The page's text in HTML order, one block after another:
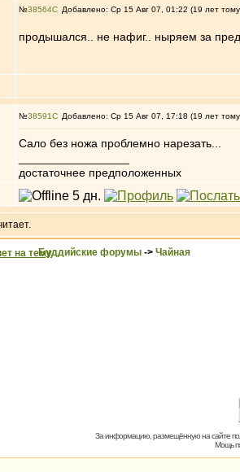
№38564 Добавлено: Ср 15 Авг 07, 01:22 (19 лет
продышался.. не нафиг.. ныряем за
№38591 Добавлено: Ср 15 Авг 07, 17:18 (19 лет
Сало без ножа проблемно нарезать...
достаточнее предположенных
Буддийские форумы -> Чайная
За информацию, размещённую на сайте
Мощь